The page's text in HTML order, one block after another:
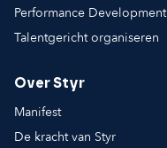
Performance Development
Talentgericht organiseren
Over Styr
Manifest
De kracht van Styr